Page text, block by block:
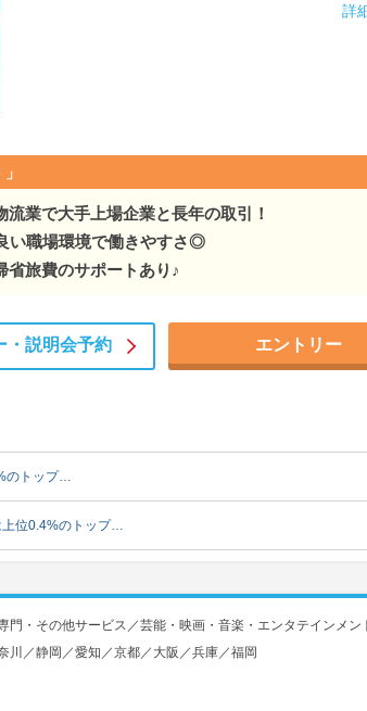
詳
業で大手上場企業と長年の取引！
い職場環境で働きやすさ◎
省旅費のサポートあり♪
説明会予約 エントリー
のトップ…
位0.4%のトップ…
・その他サービス／芸能・映画・音楽・エンタテインメン
川／静岡／愛知／京都／大阪／兵庫／福岡